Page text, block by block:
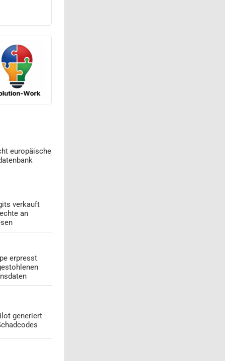
europäische
verkauft
an
erpresst
generiert